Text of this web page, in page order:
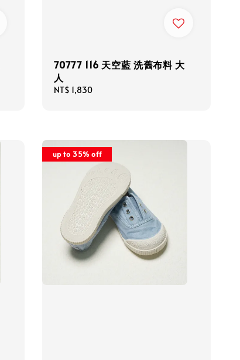
70777 116 天空藍 洗舊布料 大
人
Regular
NT$ 1,830
up to 35% off